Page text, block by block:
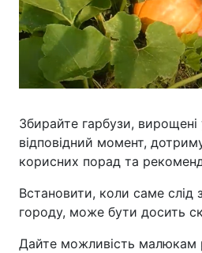
Збирайте гарбузи,
відповідний момент,
корисних порад та
Встановити, коли саме слід
городу, може бути досить
Дайте можливість малюкам